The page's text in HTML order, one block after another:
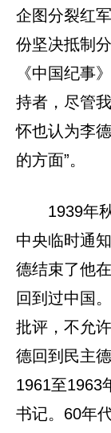
企图分裂红
份坚决抵制
《中国纪事
持者，尽管
怀也认为李
的方面”。
1939年
中央临时通
德结束了他
回到过中国
批评，不允
德回到民主
1961至1963
书记。60年